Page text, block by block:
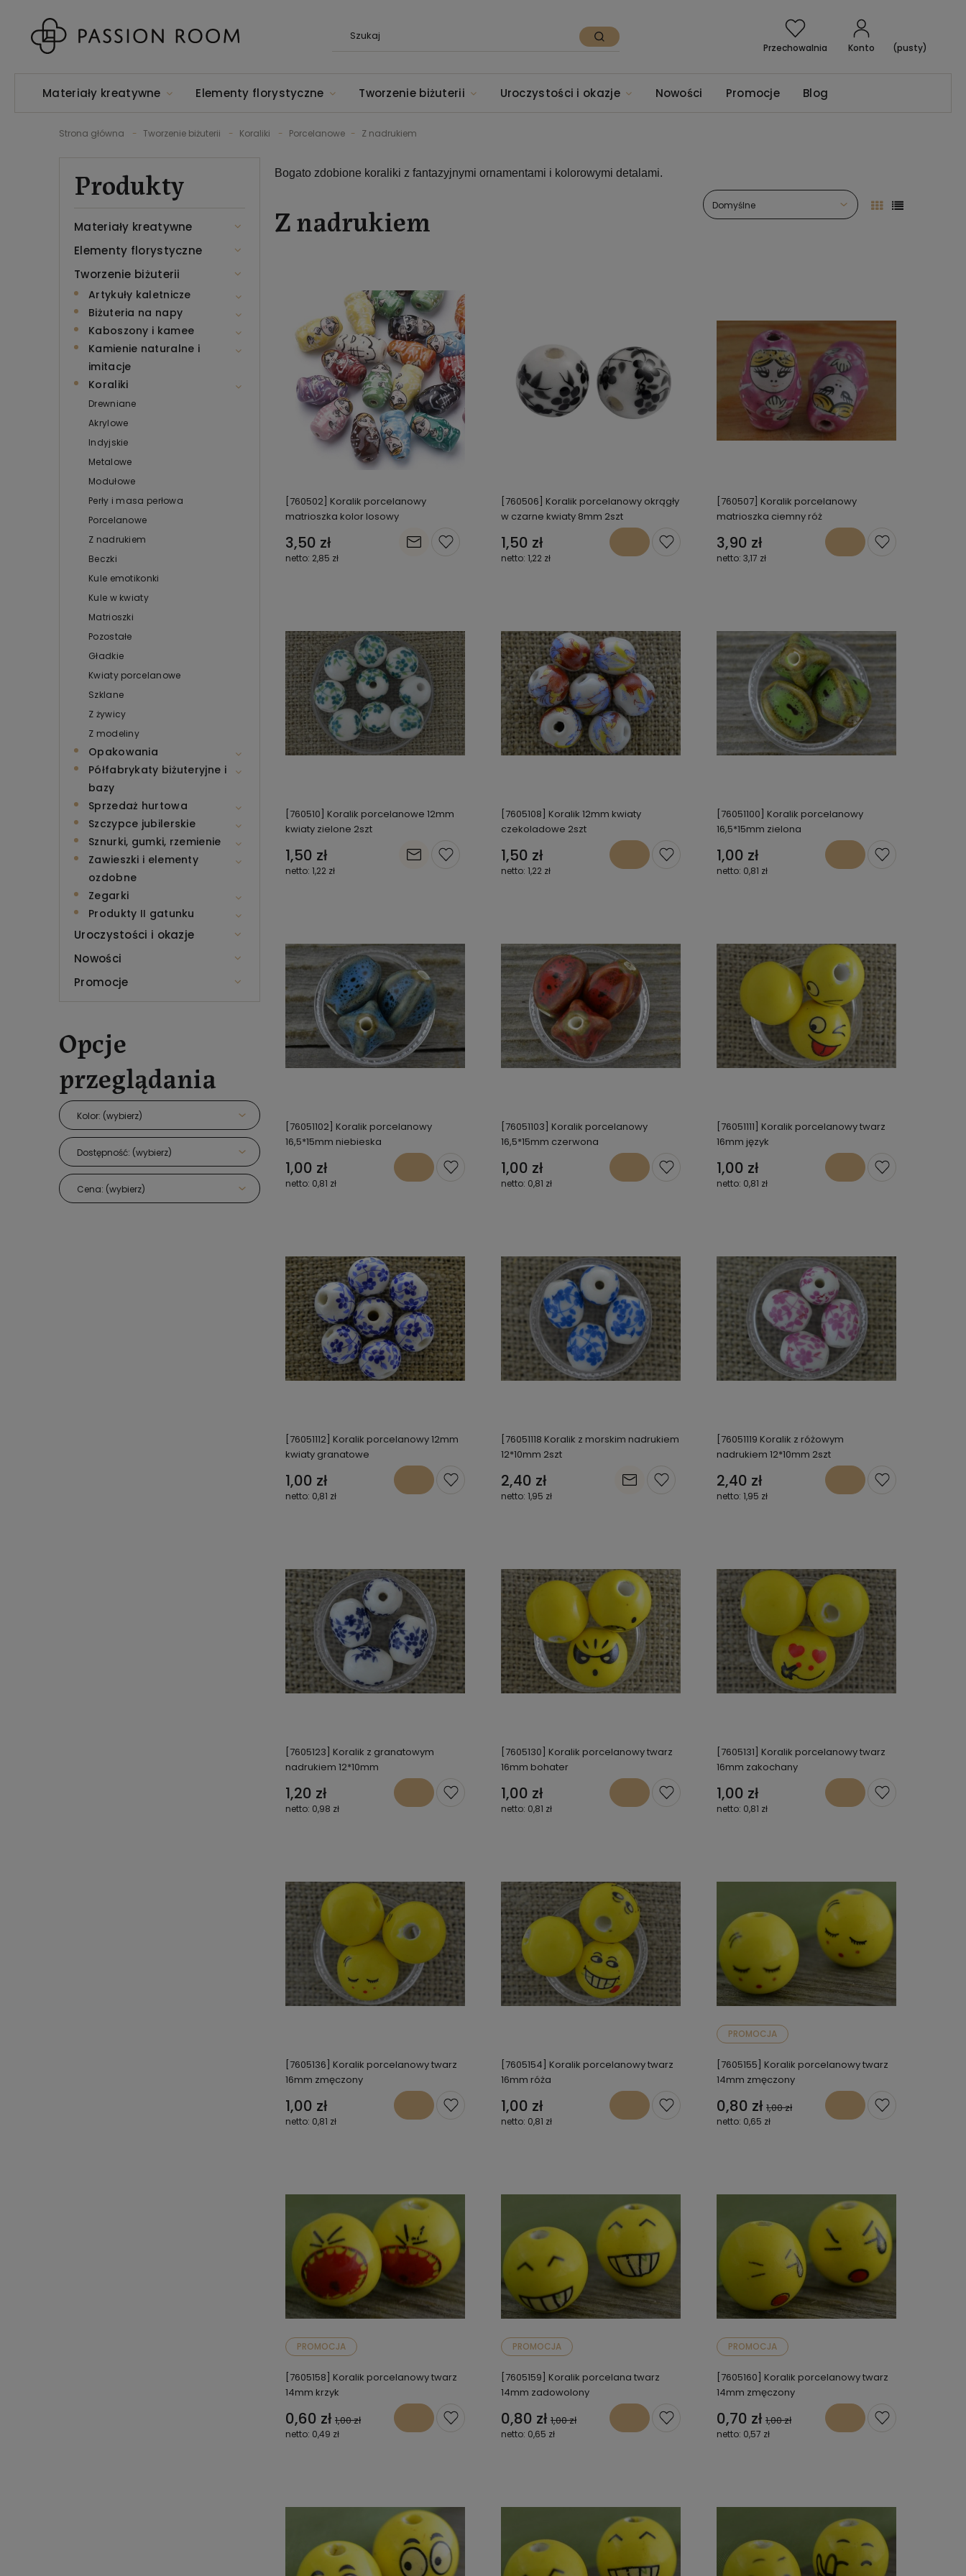
Przechowalnia Konto (pusty)
Materiały kreatywne Elementy florystyczne Tworzenie biżuterii Uroczystości i okazje Nowości Promocje Blog
Strona główna Tworzenie biżuterii Koraliki Porcelanowe Z nadrukiem
Produkty
Materiały kreatywne
Elementy florystyczne
Tworzenie biżuterii
Artykuły kaletnicze
Biżuteria na napy
Kaboszony i kamee
Kamienie naturalne i
imitacje
Koraliki
Drewniane
Akrylowe
Indyjskie
Metalowe
Modułowe
Perły i masa perłowa
Porcelanowe
Z nadrukiem
Beczki
Kule emotikonki
Kule w kwiaty
Matrioszki
Pozostałe
Gładkie
Kwiaty porcelanowe
Szklane
Z żywicy
Z modeliny
Opakowania
Półfabrykaty biżuteryjne i
bazy
Sprzedaż hurtowa
Szczypce jubilerskie
Sznurki, gumki, rzemienie
Zawieszki i elementy
ozdobne
Zegarki
Produkty II gatunku
Uroczystości i okazje
Nowości
Promocje
Opcje
przeglądania
Kolor: (wybierz)
Dostępność: (wybierz)
Cena: (wybierz)
Bogato zdobione koraliki z fantazyjnymi ornamentami i kolorowymi detalami.
Z nadrukiem
[760502] Koralik porcelanowy
matrioszka kolor losowy
3,50 zł
2,85 zł
[760506] Koralik porcelanowy okrągły
w czarne kwiaty 8mm 2szt
1,50 zł
1,22 zł
[760507] Koralik porcelanowy
matrioszka ciemny róż
3,90 zł
3,17 zł
[760510] Koralik porcelanowe 12mm
kwiaty zielone 2szt
1,50 zł
1,22 zł
[7605108] Koralik 12mm kwiaty
czekoladowe 2szt
1,50 zł
1,22 zł
[76051100] Koralik porcelanowy
16,5*15mm zielona
1,00 zł
0,81 zł
[76051102] Koralik porcelanowy
16,5*15mm niebieska
1,00 zł
0,81 zł
[76051103] Koralik porcelanowy
16,5*15mm czerwona
1,00 zł
0,81 zł
[76051111] Koralik porcelanowy twarz
16mm język
1,00 zł
0,81 zł
[76051112] Koralik porcelanowy 12mm
kwiaty granatowe
1,00 zł
0,81 zł
[76051118 Koralik z morskim nadrukiem
12*10mm 2szt
2,40 zł
1,95 zł
[76051119 Koralik z różowym
nadrukiem 12*10mm 2szt
2,40 zł
1,95 zł
[7605123] Koralik z granatowym
nadrukiem 12*10mm
1,20 zł
0,98 zł
[7605130] Koralik porcelanowy twarz
16mm bohater
1,00 zł
0,81 zł
[7605131] Koralik porcelanowy twarz
16mm zakochany
1,00 zł
0,81 zł
[7605136] Koralik porcelanowy twarz
16mm zmęczony
1,00 zł
0,81 zł
[7605154] Koralik porcelanowy twarz
16mm róża
1,00 zł
0,81 zł
[7605155] Koralik porcelanowy twarz
14mm zmęczony
0,80 zł 1,00 zł
0,65 zł
PROMOCJA
[7605158] Koralik porcelanowy twarz
14mm krzyk
0,60 zł 1,00 zł
0,49 zł
PROMOCJA
[7605159] Koralik porcelana twarz
14mm zadowolony
0,80 zł 1,00 zł
0,65 zł
PROMOCJA
[7605160] Koralik porcelanowy twarz
14mm zmęczony
0,70 zł 1,00 zł
0,57 zł
PROMOCJA